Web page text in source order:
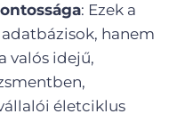
: Ezek a
hanem
valós idejű,
életciklus